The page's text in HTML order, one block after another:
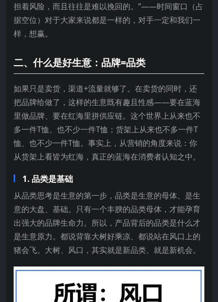
担着风险，而且往往是难以挽回的。”——时间窗口（占
据空位）对于大家来说都是一样的，对手一定和我们一
样，想赢。
二、什么是好生意：品牌=品类
如果只是卖货，渠道+流量就够了。在卖货的同时，还
把品牌给做了，这样的生意既有趣且性感——要在蓝海
里做品牌、要在红海里拼供应链。这个世界上从来也不
多一件T恤、也不少一件T恤；货架上从来也不多一件T
恤、也不少一件T恤。事实上，从营销的角度来说：你
从货架上看皆为红海，真正的蓝海在消费者认知之中。
1. 品类是基础
从品类思考是生意的第一步，品类是生意的母体、是生
意的大盘、基础。只有一个丰腴的品类母体，才能孕育
出强大的品牌生命力。所以，产品背后的品类是什么才
是生意原力。都说背靠大树好乘凉、都说站在风口上的
猪会飞。大树、风口，其实就是新品类、就是新机会。